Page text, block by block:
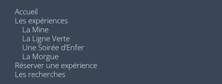
Accueil
Les expériences
La Mine
La Ligne Verte
Une Soirée d’Enfer
La Morgue
Réserver une expérience
Les recherches